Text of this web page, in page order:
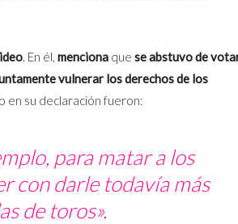
. En él, menciona que se abstuvo de
vulnerar los derechos de los
en su declaración fueron:
para matar a los
con darle todavía más
de toros».